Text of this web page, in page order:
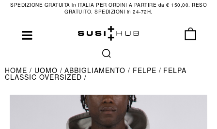
SPEDIZIONE GRATUITA in ITALIA PER ORDINI A PARTIRE da € 150,00. RESO
GRATUITO. SPEDIZIONI in 24-72H.
HOME UOMO ABBIGLIAMENTO FELPE FELPA
CLASSIC OVERSIZED